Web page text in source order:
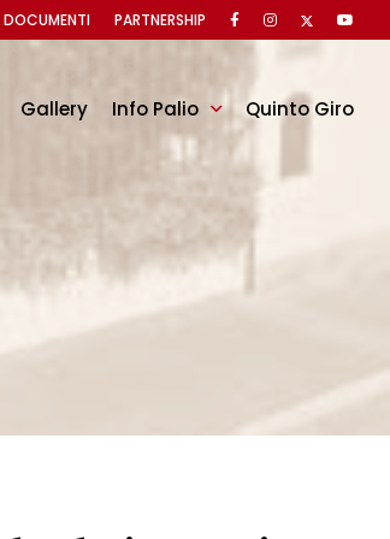
Gallery Info Palio Quinto Giro
DOCUMENTI PARTNERSHIP